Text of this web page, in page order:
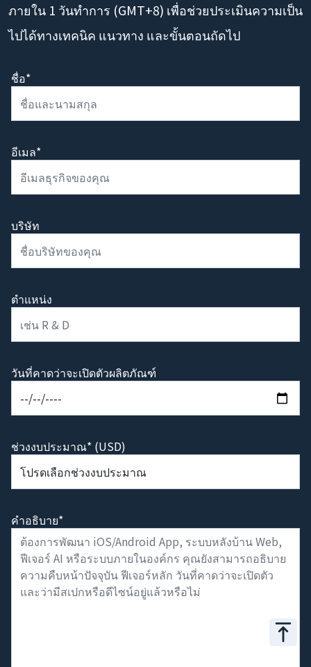
ภายใน 1 วันทำการ (GMT+8) เพื่อช่วยประเมินความเป็น
ไปได้ทางเทคนิค แนวทาง และขั้นตอนถัดไป
ชื่อ*
อีเมล*
บริษัท
ตำแหน่ง
วันที่คาดว่าจะเปิดตัวผลิตภัณฑ์
ช่วงงบประมาณ* (USD)
คำอธิบาย*